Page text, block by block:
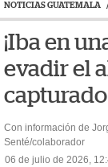
NOTICIAS GUATEMALA
¡Iba en
evadir el
capturado
Con información de
Senté/colaborador
06 de julio de 2026,